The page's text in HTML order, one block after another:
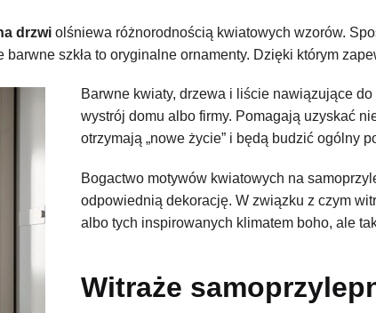
drzwi olśniewa różnorodnością kwiatowych wzorów.
szkła to oryginalne ornamenty. Dzięki którym
Barwne kwiaty, drzewa i liście nawiązujące
wystrój domu albo firmy. Pomagają uzyskać
otrzymają „nowe życie” i będą budzić ogólny
Bogactwo motywów kwiatowych na
odpowiednią dekorację. W związku z czym
albo tych inspirowanych klimatem boho, ale
Witraże